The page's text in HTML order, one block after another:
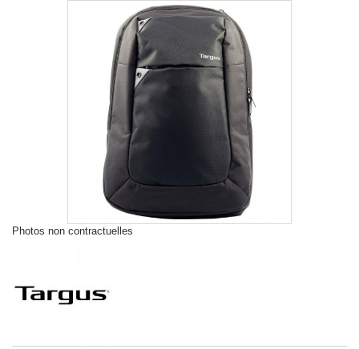
Photos non contractuelles